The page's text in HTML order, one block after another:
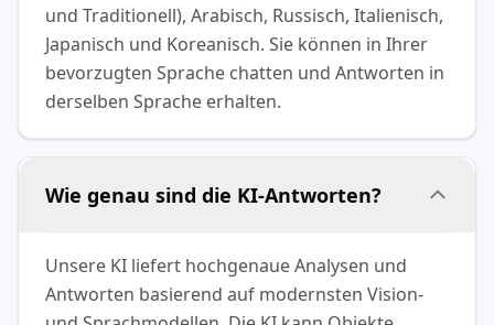
und Traditionell), Arabisch, Russisch, Italienisch,
Japanisch und Koreanisch. Sie können in Ihrer
bevorzugten Sprache chatten und Antworten in
derselben Sprache erhalten.
Wie genau sind die KI-Antworten?
Unsere KI liefert hochgenaue Analysen und
Antworten basierend auf modernsten Vision-